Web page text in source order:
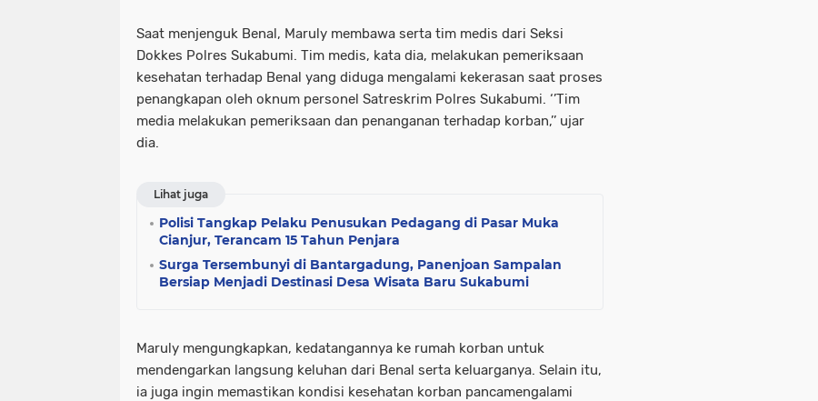
Saat menjenguk Benal, Maruly membawa serta tim medis dari Seksi
Dokkes Polres Sukabumi. Tim medis, kata dia, melakukan pemeriksaan
kesehatan terhadap Benal yang diduga mengalami kekerasan saat proses
penangkapan oleh oknum personel Satreskrim Polres Sukabumi. ‘’Tim
media melakukan pemeriksaan dan penanganan terhadap korban,’’ ujar
dia.
Lihat juga
Polisi Tangkap Pelaku Penusukan Pedagang di Pasar Muka
Cianjur, Terancam 15 Tahun Penjara
Surga Tersembunyi di Bantargadung, Panenjoan Sampalan
Bersiap Menjadi Destinasi Desa Wisata Baru Sukabumi
Maruly mengungkapkan, kedatangannya ke rumah korban untuk
mendengarkan langsung keluhan dari Benal serta keluarganya. Selain itu,
ia juga ingin memastikan kondisi kesehatan korban pancamengalami